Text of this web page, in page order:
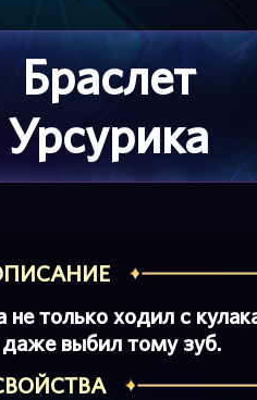
Браслет
Урсурика
не только ходил с
выбил тому зуб.